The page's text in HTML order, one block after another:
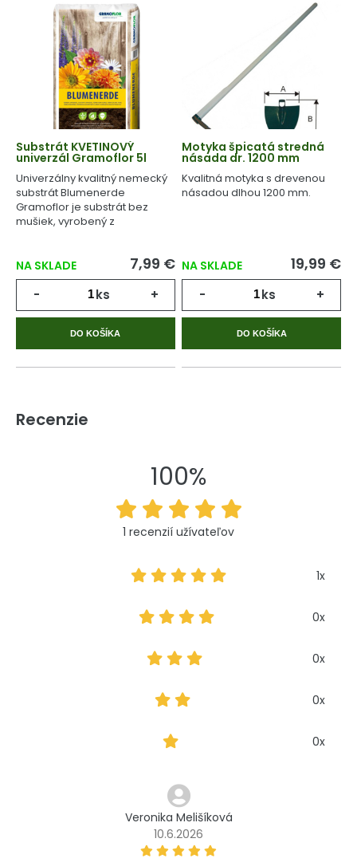
Substrát KVETINOVÝ
univerzál Gramoflor 5l
Univerzálny kvalitný nemecký
substrát Blumenerde
Gramoflor je substrát bez
mušiek, vyrobený z
NA SKLADE 7,99 €
- ks +
DO KOŠÍKA
Motyka špicatá stredná
násada dr. 1200 mm
Kvalitná motyka s drevenou
násadou dlhou 1200 mm.
NA SKLADE 19,99 €
- ks +
DO KOŠÍKA
Recenzie
100%
1 recenzií užívateľov
1x
0x
0x
0x
0x
Veronika Melišíková
10.6.2026